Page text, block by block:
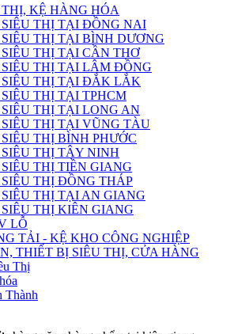
KỆ HÀNG HÓA
THỊ TẠI ĐỒNG NAI
THỊ TẠI BÌNH DƯƠNG
THỊ TẠI CẦN THƠ
THỊ TẠI LÂM ĐỒNG
THỊ TẠI ĐẮK LẮK
THỊ TẠI TPHCM
THỊ TẠI LONG AN
THỊ TẠI VŨNG TÀU
THỊ BÌNH PHƯỚC
THỊ TÂY NINH
THỊ TIỀN GIANG
THỊ ĐỒNG THÁP
THỊ TẠI AN GIANG
THỊ KIÊN GIANG
LỖ
TẢI - KỆ KHO CÔNG NGHIỆP
THIẾT BỊ SIÊU THỊ, CỬA HÀNG
Thị
Thành